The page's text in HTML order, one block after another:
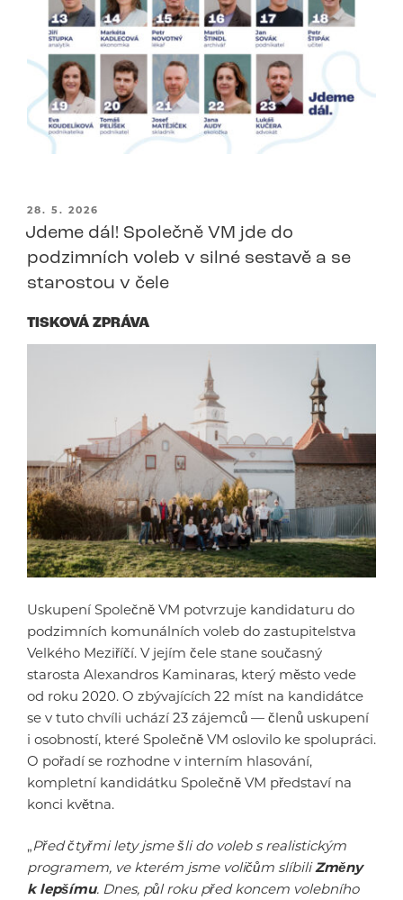
PUBLIKOVÁNO
28. 5. 2026
Jdeme dál! Společně VM jde do
podzimních voleb v silné sestavě a se
starostou v čele
TISKOVÁ ZPRÁVA
Uskupení Společně VM potvrzuje kandidaturu do
podzimních komunálních voleb do zastupitelstva
Velkého Meziříčí. V jejím čele stane současný
starosta Alexandros Kaminaras, který město vede
od roku 2020. O zbývajících 22 míst na kandidátce
se v tuto chvíli uchází 23 zájemců — členů uskupení
i osobností, které Společně VM oslovilo ke spolupráci.
O pořadí se rozhodne v interním hlasování,
kompletní kandidátku Společně VM představí na
konci května.
„Před čtyřmi lety jsme šli do voleb s realistickým
programem, ve kterém jsme voličům slíbiliZměny
k lepšímu. Dnes, půl roku před koncem volebního